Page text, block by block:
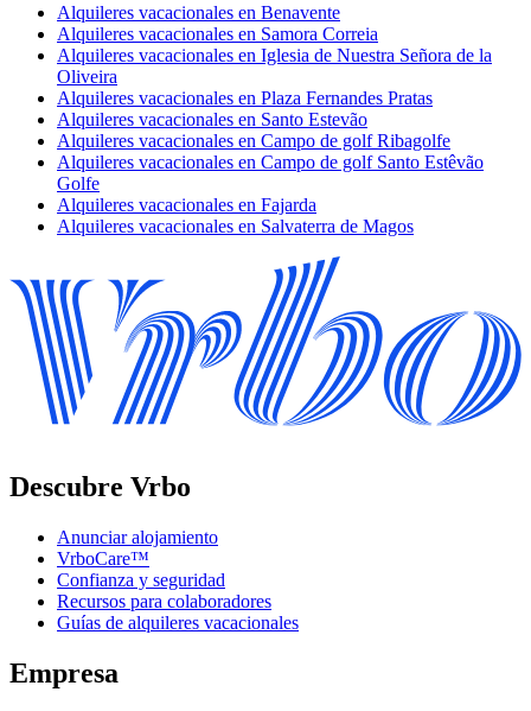
Alquileres vacacionales en Benavente
Alquileres vacacionales en Samora Correia
Alquileres vacacionales en Iglesia de Nuestra Señora de la
Oliveira
Alquileres vacacionales en Plaza Fernandes Pratas
Alquileres vacacionales en Santo Estevão
Alquileres vacacionales en Campo de golf Ribagolfe
Alquileres vacacionales en Campo de golf Santo Estêvão
Golfe
Alquileres vacacionales en Fajarda
Alquileres vacacionales en Salvaterra de Magos
Descubre Vrbo
Anunciar alojamiento
VrboCare™
Confianza y seguridad
Recursos para colaboradores
Guías de alquileres vacacionales
Empresa